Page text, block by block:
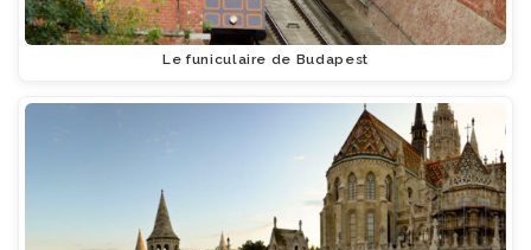
Le funiculaire de Budapest